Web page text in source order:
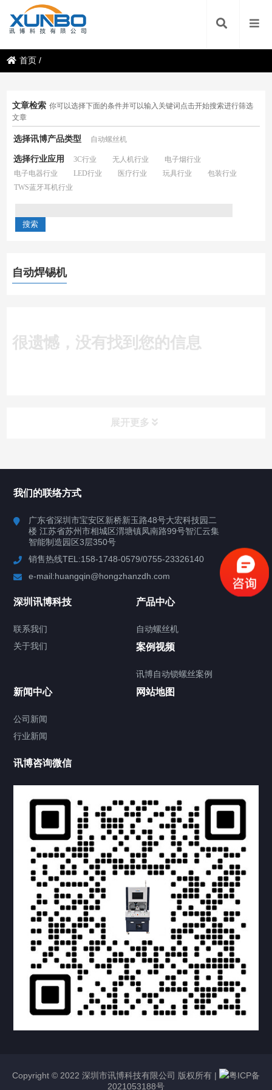
首页 /
文章检索 你可以选择下面的条件并可以输入关键词点击开始搜索进行筛选
文章
选择讯博产品类型 自动螺丝机
选择行业应用 3C行业 无人机行业
电子烟行业
电子电器行业
LED行业 医疗行业 玩具行业
包装行业
TWS蓝牙耳机行业
自动焊锡机
很遗憾，没有找到您的信息
展开更多
行业案例
联系我们
关于我们
提交您的需求，获取产品资料与报价
我们的联络方式
广东省深圳市宝安区新桥新玉路48号大宏科技园二
楼 江苏省苏州市相城区渭塘镇凤南路99号智汇云集
智能制造园区3层350号
销售热线TEL:158-1748-0579/0755-23326140
e-mail:huangqin@hongzhanzdh.com
深圳讯博科技
联系我们
关于我们
产品中心
自动螺丝机
案例视频
讯博自动锁螺丝案例
新闻中心
公司新闻
行业新闻
网站地图
讯博咨询微信
Copyright © 2022 深圳市讯博科技有限公司 版权所有 |
粤ICP备
2021053188号